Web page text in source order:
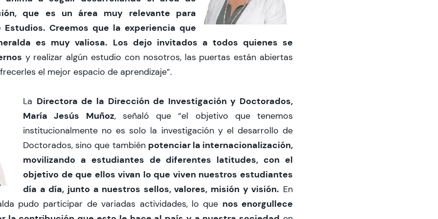
que es un área muy relevante para
Estudios. Creemos que la experiencia que
es muy valiosa. Los dejo invitados a todos quienes se
y realizar algún estudio con nosotros, las puertas están abiertas
el mejor espacio de aprendizaje”.
La Directora de la Dirección de Investigación y Doctorados,
María Jesús Muñoz, señaló que “el objetivo que tenemos
institucionalmente no es solo la investigación y el desarrollo de
Doctorados, sino que también potenciar la internacionalización,
movilizando a estudiantes de diferentes latitudes, con el
objetivo de que ellos vivan lo que viven nuestros estudiantes
día a día, junto a nuestros sellos, valores, misión y visión. En
pudo participar de variadas actividades, lo que nos enorgullece